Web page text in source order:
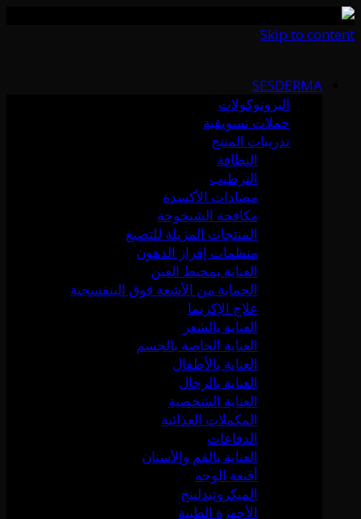
Skip to content
SESDERMA
البروتوكولات
حملات تسويقية
تدريبات المنتج
النظافة
الترطيب
مضادات الأكسدة
مكافحة الشيخوخة
المنتجات المزيلة للتصبغ
منظمات إفراز الدهون
العناية بمحيط العين
الحماية من الأشعة فوق البنفسجية
علاج الإكزيما
العناية بالشعر
العناية الخاصة بالجسم
العناية بالأطفال
العناية بالرجال
العناية الشخصية
المكملات الغذائية
الدفاعات
العناية بالفم والأسنان
أقنعة الوجه
الميكرونيدلينج
الأجهزة الطبية